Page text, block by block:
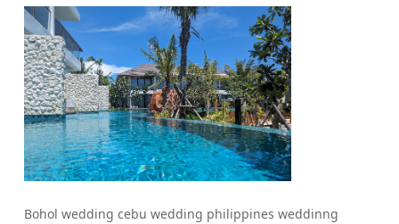
Bohol wedding cebu wedding philippines weddinng